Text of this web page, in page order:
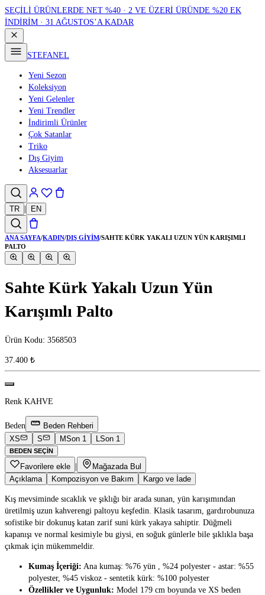
SEÇİLİ ÜRÜNLERDE NET %40 · 2 VE ÜZERİ ÜRÜNDE %20 EK
İNDİRİM · 31 AĞUSTOS’A KADAR
STEFANEL
Yeni Sezon
Koleksiyon
Yeni Gelenler
Yeni Trendler
İndirimli Ürünler
Çok Satanlar
Triko
Dış Giyim
Aksesuarlar
TR EN
ANA SAYFA/KADIN/DIŞ GIYIM/SAHTE KÜRK YAKALI UZUN YÜN KARIŞIMLI
PALTO
Sahte Kürk Yakalı Uzun Yün
Karışımlı Palto
Ürün Kodu: 3568503
37.400 ₺
Renk KAHVE
Beden
Beden Rehberi
XS
S MSon 1 L Son 1
BEDEN SEÇIN
Favorilere ekle |
Mağazada Bul
Açıklama
Kompozisyon ve Bakım Kargo ve İade
Kış mevsiminde sıcaklık ve şıklığı bir arada sunan, yün karışımından
üretilmiş uzun kahverengi paltoyu keşfedin. Klasik tasarım, gardırobunuza
sofistike bir dokunuş katan zarif suni kürk yakaya sahiptir. Düğmeli
kapanışı ve normal kesimiyle bu giysi, en soğuk günlerle bile şıklıkla başa
çıkmak için mükemmeldir.
Kumaş İçeriği: Ana kumaş: %76 yün , %24 polyester - astar: %55
polyester, %45 viskoz - sentetik kürk: %100 polyester
Özellikler ve Uygunluk: Model 179 cm boyunda ve XS beden